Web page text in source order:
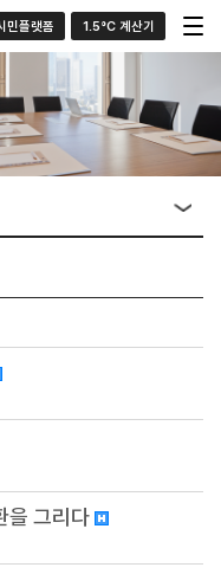
민플랫폼 1.5°C 계산기
을 그리다